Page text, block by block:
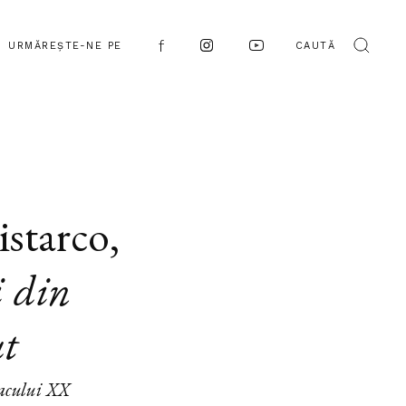
URMĂREȘTE-NE PE CAUTĂ
,
din
XX